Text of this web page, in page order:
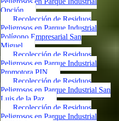
Opción
Recolección de Residuos
Peligrosos en Parque Industrial
Polígono Empresarial San
Miguel
Recolección de Residuos
Peligrosos en Parque Industrial
Promotora PIN
Recolección de Residuos
Peligrosos en Parque Industrial San
Luis de la Paz
Recolección de Residuos
Peligrosos en Parque Industrial